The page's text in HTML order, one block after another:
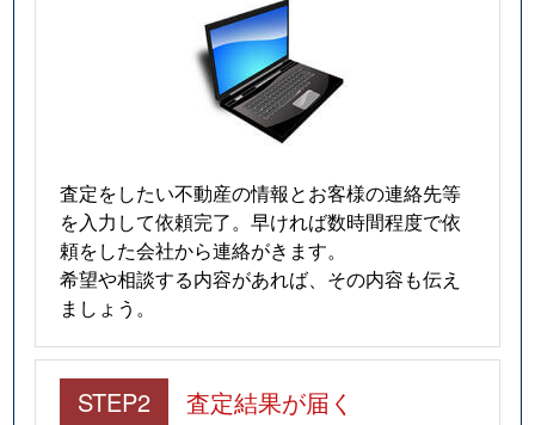
査定をしたい不動産の情報とお客様の連絡先等
を入力して依頼完了。早ければ数時間程度で依
頼をした会社から連絡がきます。
希望や相談する内容があれば、その内容も伝え
ましょう。
STEP2 査定結果が届く